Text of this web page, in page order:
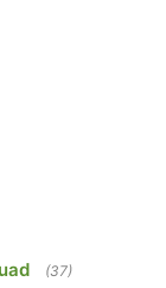
(37)